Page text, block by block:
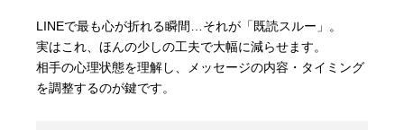
LINEで最も心が折れる瞬間…それが「既読スルー」。
実はこれ、ほんの少しの工夫で大幅に減らせます。
相手の心理状態を理解し、メッセージの内容・タイミング
を調整するのが鍵です。